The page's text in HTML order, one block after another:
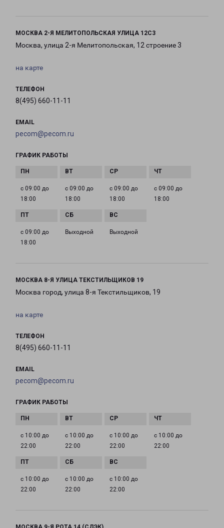
МОСКВА 2-Я МЕЛИТОПОЛЬСКАЯ УЛИЦА 12С3
Москва, улица 2-я Мелитопольская, 12 строение 3
на карте
ТЕЛЕФОН
8(495) 660-11-11
EMAIL
pecom@pecom.ru
ГРАФИК РАБОТЫ
с 09:00 до
18:00
с 09:00 до
18:00
с 09:00 до
18:00
с 09:00 до
18:00
с 09:00 до
18:00
Выходной Выходной
МОСКВА 8-Я УЛИЦА ТЕКСТИЛЬЩИКОВ 19
Москва город, улица 8-я Текстильщиков, 19
на карте
ТЕЛЕФОН
8(495) 660-11-11
EMAIL
pecom@pecom.ru
ГРАФИК РАБОТЫ
с 10:00 до
22:00
с 10:00 до
22:00
с 10:00 до
22:00
с 10:00 до
22:00
с 10:00 до
22:00
с 10:00 до
22:00
с 10:00 до
22:00